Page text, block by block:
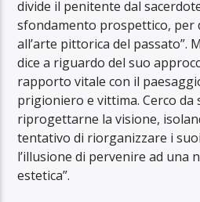
divide il penitente dal
sfondamento prospettico, per
all’arte pittorica del passato”.
dice a riguardo del suo
rapporto vitale con il
prigioniero e vittima. Cerco da
riprogettarne la visione,
tentativo di riorganizzare i
l’illusione di pervenire ad una
estetica”.